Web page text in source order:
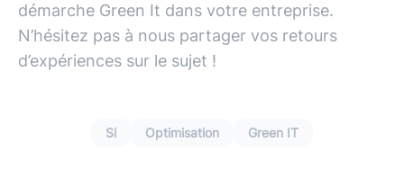
démarche Green It dans votre entreprise.
N’hésitez pas à nous partager vos retours
d’expériences sur le sujet !
Si Optimisation Green IT